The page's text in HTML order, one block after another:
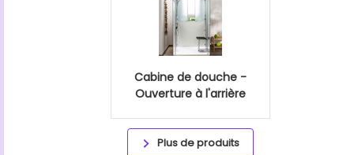
Cabine de douche -
Ouverture à l'arrière
Plus de produits